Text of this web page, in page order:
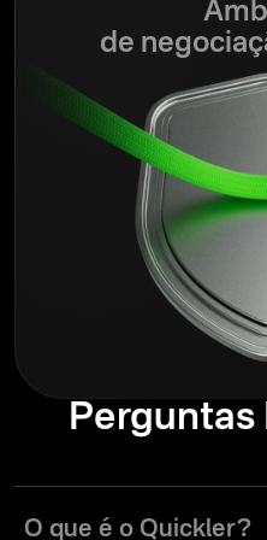
de
O que é o Quickler?